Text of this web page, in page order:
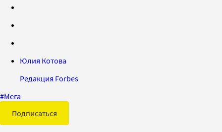
Юлия Котова
Редакция Forbes
#Мега
Подписаться